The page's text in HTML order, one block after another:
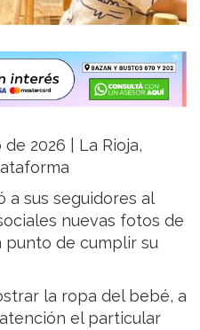
2026 | La Rioja,
a sus seguidores al
nuevas fotos de
punto de cumplir su
la ropa del bebé, a
el particular